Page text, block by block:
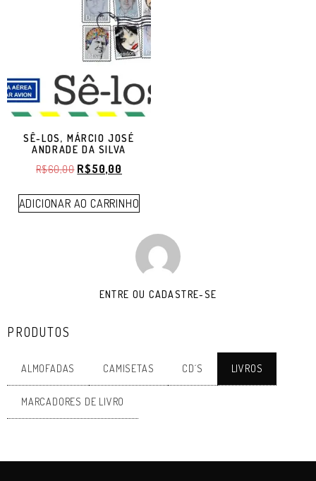
SÊ-LOS, MÁRCIO JOSÉ
ANDRADE DA SILVA
R$60,00 R$50,00
ADICIONAR AO CARRINHO
ENTRE OU CADASTRE-SE
PRODUTOS
ALMOFADAS CAMISETAS CD´S LIVROS
MARCADORES DE LIVRO